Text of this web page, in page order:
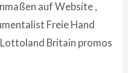
auf Website ,
Freie Hand
Britain promos